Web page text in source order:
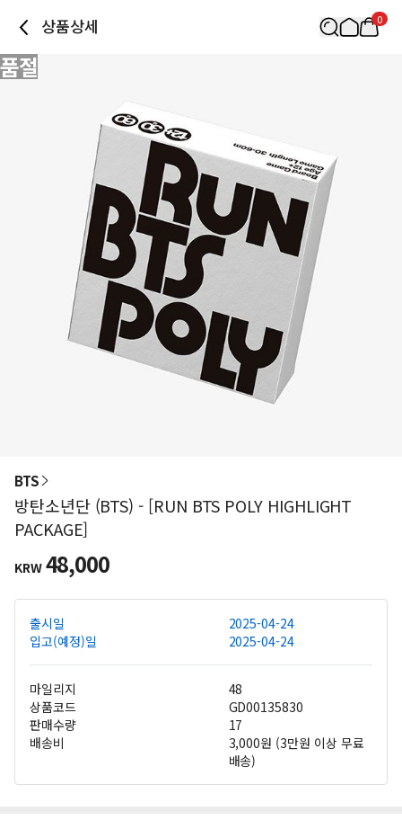
상품상세 0
품절
BTS
방탄소년단 (BTS) - [RUN BTS POLY HIGHLIGHT
PACKAGE]
KRW 48,000
출시일
2025-04-24
입고(예정)일
2025-04-24
마일리지
48
상품코드
GD00135830
판매수량
17
배송비
3,000원 (3만원 이상 무료
배송)